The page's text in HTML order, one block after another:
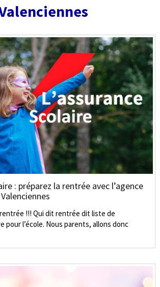
: préparez la rentrée avec l’agence
!!! Qui dit rentrée dit liste de
pour l’école. Nous parents, allons donc